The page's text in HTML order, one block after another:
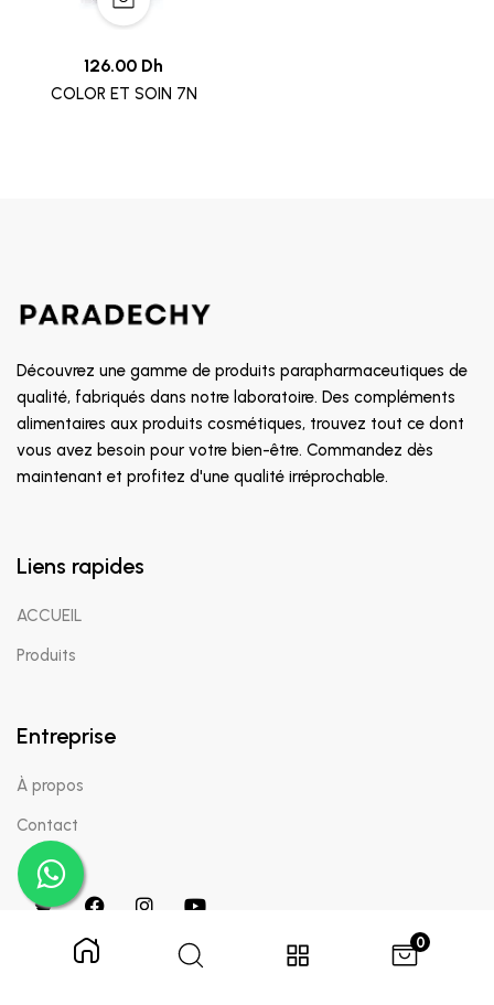
0
126.00 Dh
COLOR ET SOIN 7N
Découvrez une gamme de produits parapharmaceutiques de
qualité, fabriqués dans notre laboratoire. Des compléments
alimentaires aux produits cosmétiques, trouvez tout ce dont
vous avez besoin pour votre bien-être. Commandez dès
maintenant et profitez d'une qualité irréprochable.
Liens rapides
ACCUEIL
Produits
Entreprise
À propos
Contact